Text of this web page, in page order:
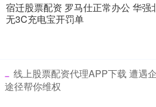
宿迁股票配资 罗马仕正常办公 华强
无3C充电宝开罚单
线上股票配资代理APP下载 遭遇
途径帮你维权